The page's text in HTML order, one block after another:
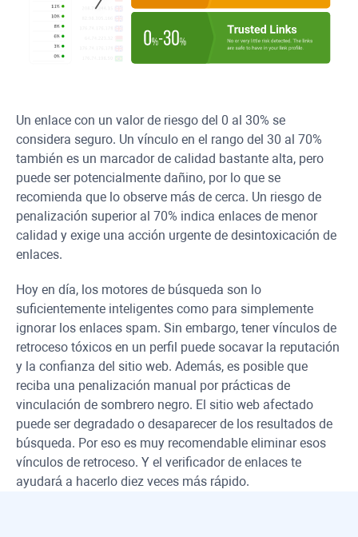
Un enlace con un valor de riesgo del 0 al 30% se
considera seguro. Un vínculo en el rango del 30 al 70%
también es un marcador de calidad bastante alta, pero
puede ser potencialmente dañino, por lo que se
recomienda que lo observe más de cerca. Un riesgo de
penalización superior al 70% indica enlaces de menor
calidad y exige una acción urgente de desintoxicación de
enlaces.
Hoy en día, los motores de búsqueda son lo
suficientemente inteligentes como para simplemente
ignorar los enlaces spam. Sin embargo, tener vínculos de
retroceso tóxicos en un perfil puede socavar la reputación
y la confianza del sitio web. Además, es posible que
reciba una penalización manual por prácticas de
vinculación de sombrero negro. El sitio web afectado
puede ser degradado o desaparecer de los resultados de
búsqueda. Por eso es muy recomendable eliminar esos
vínculos de retroceso. Y el verificador de enlaces te
ayudará a hacerlo diez veces más rápido.